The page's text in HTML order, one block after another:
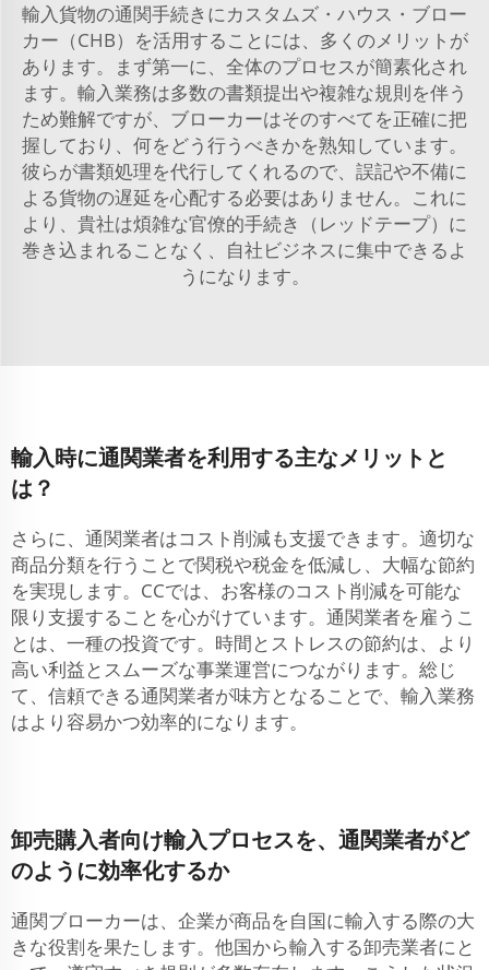
輸入貨物の通関手続きにカスタムズ・ハウス・ブロー
カー（CHB）を活用することには、多くのメリットが
あります。まず第一に、全体のプロセスが簡素化され
ます。輸入業務は多数の書類提出や複雑な規則を伴う
ため難解ですが、ブローカーはそのすべてを正確に把
握しており、何をどう行うべきかを熟知しています。
彼らが書類処理を代行してくれるので、誤記や不備に
よる貨物の遅延を心配する必要はありません。これに
より、貴社は煩雑な官僚的手続き（レッドテープ）に
巻き込まれることなく、自社ビジネスに集中できるよ
うになります。
輸入時に通関業者を利用する主なメリットと
は？
さらに、通関業者はコスト削減も支援できます。適切な
商品分類を行うことで関税や税金を低減し、大幅な節約
を実現します。CCでは、お客様のコスト削減を可能な
限り支援することを心がけています。通関業者を雇うこ
とは、一種の投資です。時間とストレスの節約は、より
高い利益とスムーズな事業運営につながります。総じ
て、信頼できる通関業者が味方となることで、輸入業務
はより容易かつ効率的になります。
卸売購入者向け輸入プロセスを、通関業者がど
のように効率化するか
通関ブローカーは、企業が商品を自国に輸入する際の大
きな役割を果たします。他国から輸入する卸売業者にと